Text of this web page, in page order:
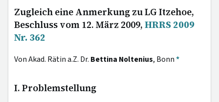
Zugleich eine Anmerkung zu LG Itzehoe,
Beschluss vom 12. März 2009, HRRS 2009
Nr. 362
Von Akad. Rätin a.Z. Dr. Bettina Noltenius, Bonn*
I. Problemstellung